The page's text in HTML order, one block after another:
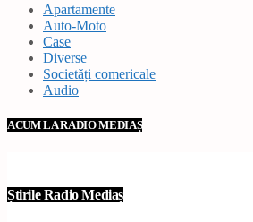
Apartamente
Auto-Moto
Case
Diverse
Societăți comericale
Audio
ACUM LA RADIO MEDIAȘ
Știrile Radio Mediaș